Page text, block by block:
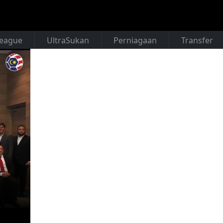
UltraSukan Perniagaan Transfer